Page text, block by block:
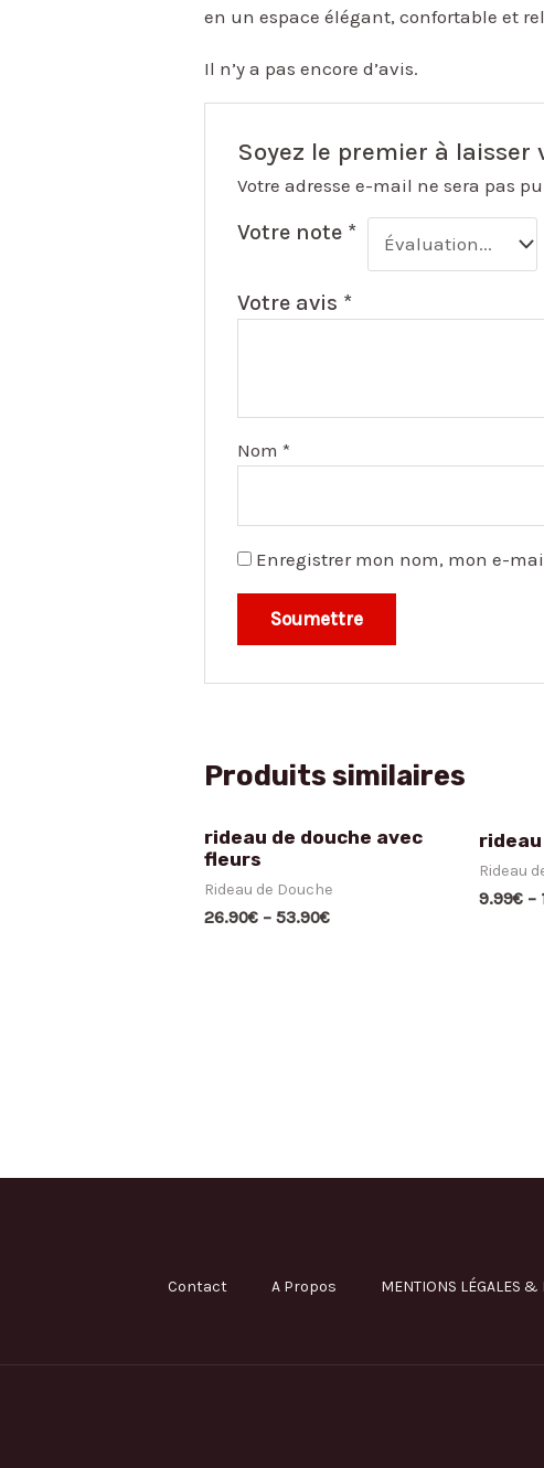
en un espace élégant, confortable et
Il n’y a pas encore d’avis.
Soyez le premier à laisser
Votre adresse e-mail ne sera pas
Votre note *
Votre avis *
Nom *
Enregistrer mon nom, mon e-
Produits similaires
rideau de douche avec
fleurs
Rideau de Douche
26.90€ –53.90€
Rideau
9.99€–
Contact A Propos MENTIONS LÉGALES &